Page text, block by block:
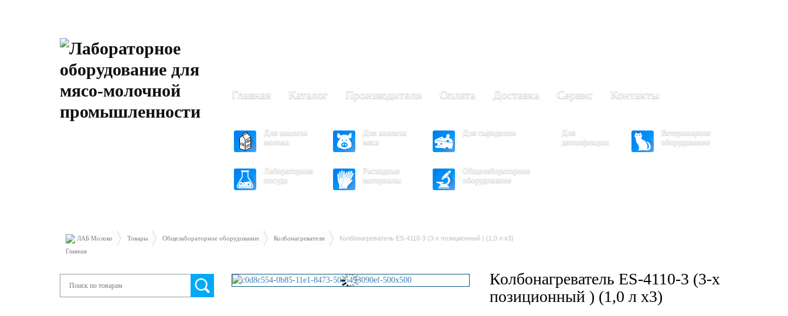
Главная Каталог Производители Оплата Доставка Сервис Контакты
Для анализа
молока
Для анализа
мяса
Для сыроделия
Для
дезинфекции
Ветеринарное
оборудование
Лабораторная
посуда
Расходные
материалы
Общелабораторное
оборудование
ЛАБ Молоко Товары Общелабораторное оборудование Колбонагреватели Колбонагреватель ES-4110-3 (3-х позиционный ) (1,0 л x3)
Колбонагреватель ES-4110-3 (3-х
позиционный ) (1,0 л x3)